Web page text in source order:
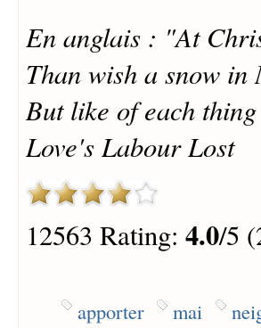
En anglais : "At
Than wish a snow
But like of each
Love's Labour Lost
12563 Rating: 4.0/5
apporter mai